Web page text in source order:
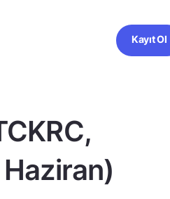
Kayıt Ol
Haziran)